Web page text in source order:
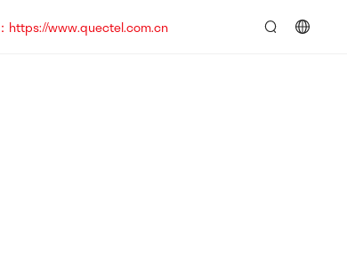
https://www.quectel.com.cn